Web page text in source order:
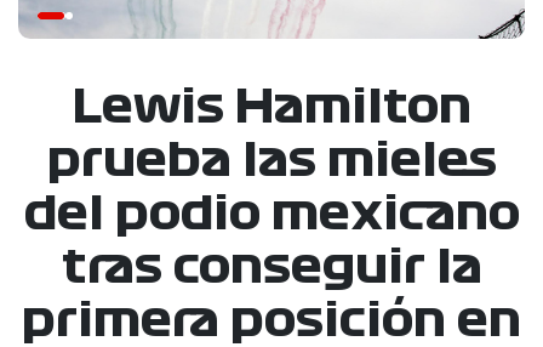
Lewis Hamilton
prueba las mieles
del podio mexicano
tras conseguir la
primera posición en